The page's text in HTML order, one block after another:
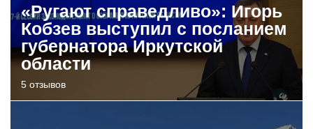
«Ругают справедливо»: Игорь
Кобзев выступил с посланием
губернатора Иркутской
области
5 отзывов